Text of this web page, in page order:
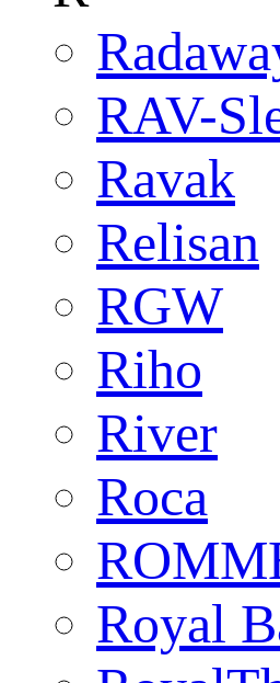
RAV-
Ravak
Relisan
RGW
Riho
River
Roca
Royal